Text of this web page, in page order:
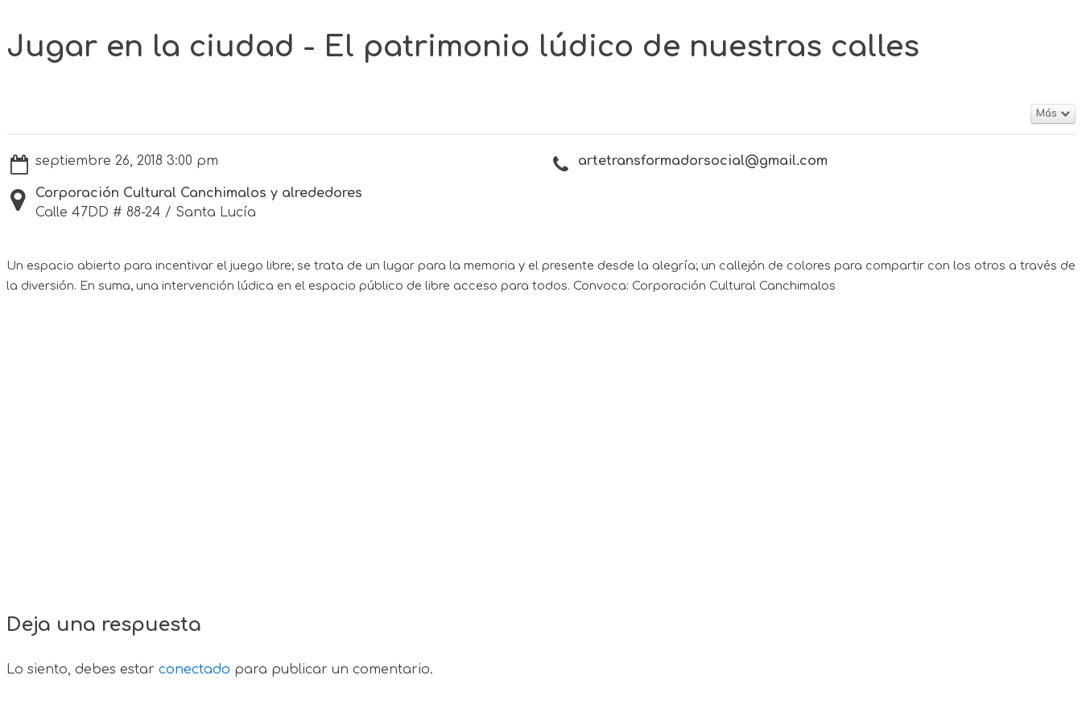
Jugar en la ciudad - El patrimonio lúdico de nuestras calles
Más
septiembre 26, 2018 3:00 pm
Corporación Cultural Canchimalos y alrededores
Calle 47DD # 88-24 / Santa Lucía
artetransformadorsocial@gmail.com
Un espacio abierto para incentivar el juego libre; se trata de un lugar para la memoria y el presente desde la alegría; un callejón de colores para compartir con los otros a través de
la diversión. En suma, una intervención lúdica en el espacio público de libre acceso para todos. Convoca: Corporación Cultural Canchimalos
Deja una respuesta
Lo siento, debes estar conectado para publicar un comentario.